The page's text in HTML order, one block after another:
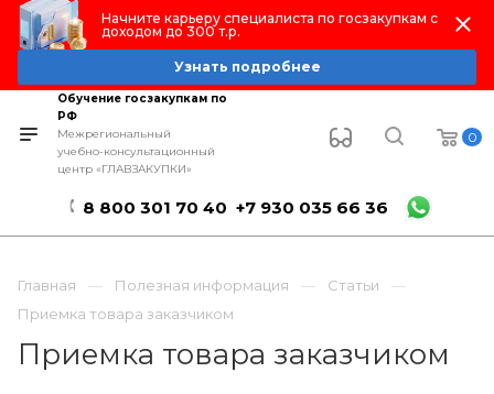
Начните карьеру специалиста по госзакупкам с
доходом до 300 т.р.
Узнать подробнее
Обучение госзакупкам по
РФ
Межрегиональный
учебно-консультационный
центр «ГЛАВЗАКУПКИ»
0
8 800 301 70 40 +7 930 035 66 36
Главная Полезная информация
Статьи
Приемка товара заказчиком
Приемка товара заказчиком